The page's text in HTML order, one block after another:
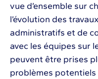
vue d’ensemble sur
l’évolution des
administratifs et de
avec les équipes sur
peuvent être prises
problèmes